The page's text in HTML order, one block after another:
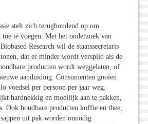
stelt zich terughoudend op om
te voegen. Met het onderzoek van
Research wil de staatssecretaris
dat er minder wordt verspild als de
producten wordt weggelaten, of
aanduiding. Consumenten gooien
voedsel per persoon per jaar weg.
hardnekkig en moeilijk aan te pakken,
Ook houdbare producten koffie en thee,
uit pak worden onnodig